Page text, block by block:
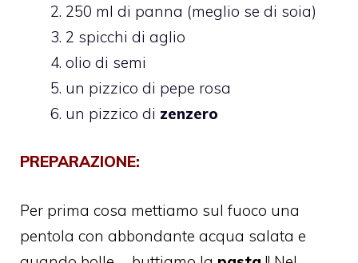
250 ml di panna (meglio se di soia)
2 spicchi di aglio
olio di semi
un pizzico di pepe rosa
un pizzico di zenzero
PREPARAZIONE:
Per prima cosa mettiamo sul fuoco una
pentola con abbondante acqua salata e